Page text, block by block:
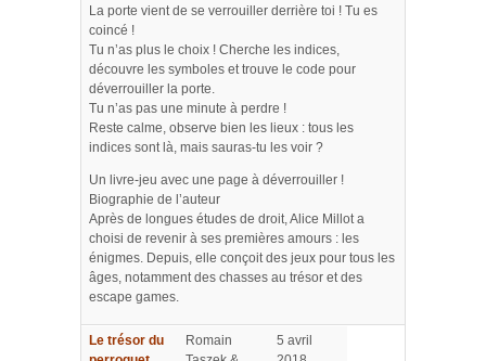
La porte vient de se verrouiller derrière toi ! Tu es
coincé !
Tu n’as plus le choix ! Cherche les indices,
découvre les symboles et trouve le code pour
déverrouiller la porte.
Tu n’as pas une minute à perdre !
Reste calme, observe bien les lieux : tous les
indices sont là, mais sauras-tu les voir ?
Un livre-jeu avec une page à déverrouiller !
Biographie de l’auteur
Après de longues études de droit, Alice Millot a
choisi de revenir à ses premières amours : les
énigmes. Depuis, elle conçoit des jeux pour tous les
âges, notamment des chasses au trésor et des
escape games.
Le trésor du
Romain
5 avril